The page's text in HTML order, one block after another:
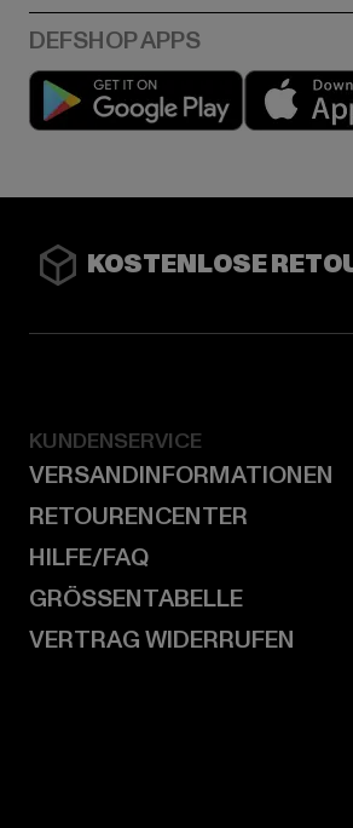
Play market
KOSTENLOSE
KUNDENSERVICE
VERSANDINFORMATIONEN
RETOURENCENTER
HILFE/FAQ
GRÖSSENTABELLE
VERTRAG WIDERRUFEN